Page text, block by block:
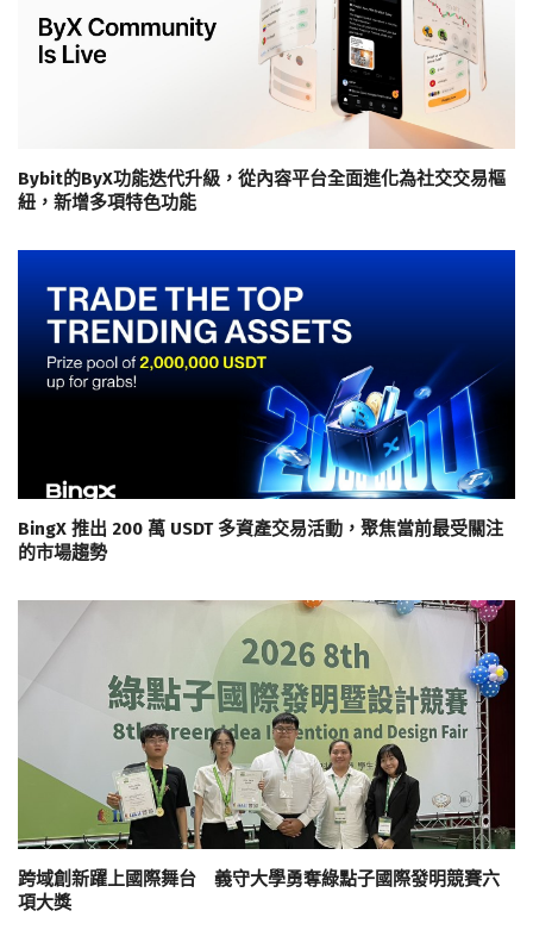
Bybit的ByX功能迭代升級，從內容平台全面進化為社交交易樞
紐，新增多項特色功能
BingX 推出 200 萬 USDT 多資產交易活動，聚焦當前最受關注
的市場趨勢
跨域創新躍上國際舞台 義守大學勇奪綠點子國際發明競賽六
項大獎